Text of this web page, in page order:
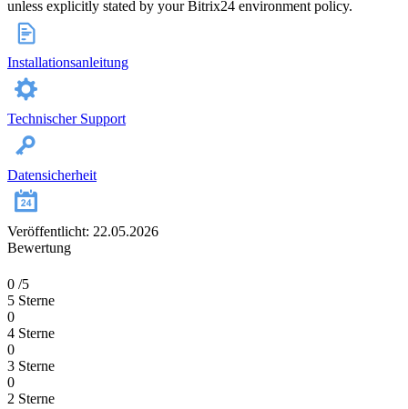
unless explicitly stated by your Bitrix24 environment policy.
Installationsanleitung
Technischer Support
Datensicherheit
Veröffentlicht: 22.05.2026
Bewertung
0 /5
5 Sterne
0
4 Sterne
0
3 Sterne
0
2 Sterne